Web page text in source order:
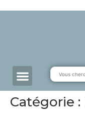
Catégorie :